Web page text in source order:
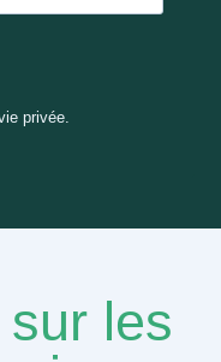
privée.
les